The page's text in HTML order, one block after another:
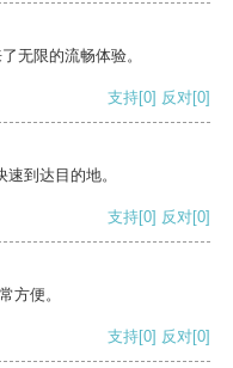
无限的流畅体验。
支持[0] 反对[0]
到达目的地。
支持[0] 反对[0]
方便。
支持[0] 反对[0]